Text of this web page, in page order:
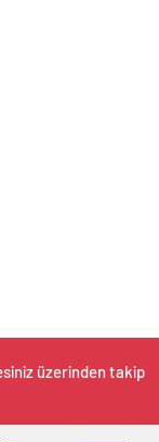
üzerinden takip